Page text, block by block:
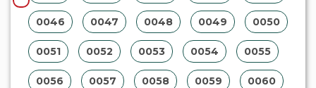
0046 0047 0048 0049 0050
0051 0052 0053 0054 0055
0056 0057 0058 0059 0060